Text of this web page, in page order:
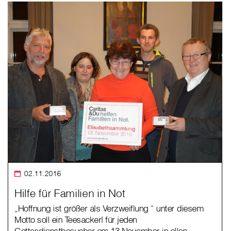
02.11.2016
Hilfe für Familien in Not
„Hoffnung ist größer als Verzweiflung “ unter diesem
Motto soll ein Teesackerl für jeden